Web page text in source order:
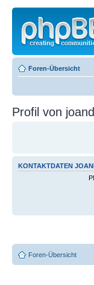
Foren-Übersicht
Profil von
KONTAKTDATEN
Foren-Übersicht